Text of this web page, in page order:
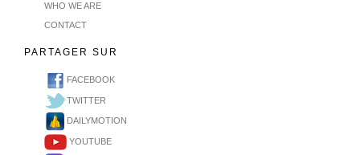
WHO WE ARE
CONTACT
PARTAGER SUR
FACEBOOK
TWITTER
DAILYMOTION
YOUTUBE